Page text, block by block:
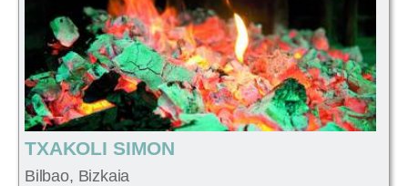
TXAKOLI SIMON
Bilbao, Bizkaia